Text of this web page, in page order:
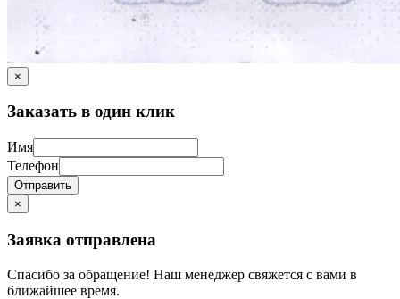
×
Заказать в один клик
Имя
Телефон
Отправить
×
Заявка отправлена
Спасибо за обращение! Наш менеджер свяжется с вами в
ближайшее время.